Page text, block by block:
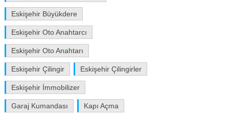
Eskişehir Büyükdere
Eskişehir Oto Anahtarcı
Eskişehir Oto Anahtarı
Eskişehir Çilingir Eskişehir Çilingirler
Eskişehir İmmobilizer
Garaj Kumandası Kapı Açma